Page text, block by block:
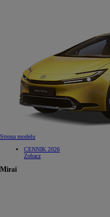
Strona modelu
CENNIK 2026
Zobacz
Mirai